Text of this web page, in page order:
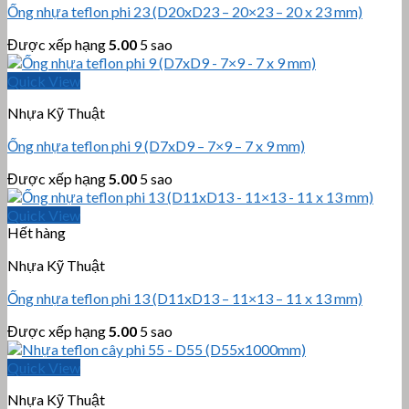
Ống nhựa teflon phi 23 (D20xD23 – 20×23 – 20 x 23 mm)
Được xếp hạng 5.00 5 sao
Quick View
Nhựa Kỹ Thuật
Ống nhựa teflon phi 9 (D7xD9 – 7×9 – 7 x 9 mm)
Được xếp hạng 5.00 5 sao
Quick View
Hết hàng
Nhựa Kỹ Thuật
Ống nhựa teflon phi 13 (D11xD13 – 11×13 – 11 x 13 mm)
Được xếp hạng 5.00 5 sao
Quick View
Nhựa Kỹ Thuật